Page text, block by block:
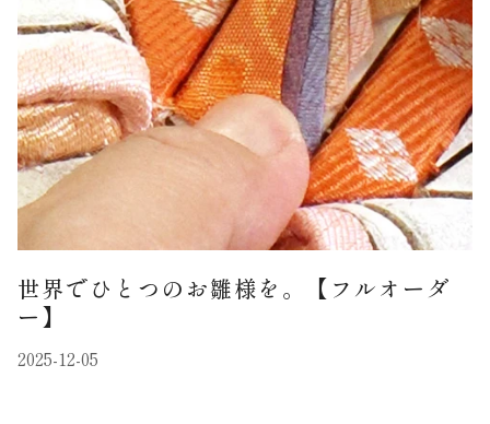
世界でひとつのお雛様を。【フルオーダ
ー】
2025-12-05